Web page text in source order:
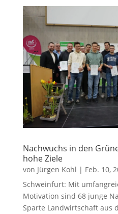
Nachwuchs in den
hohe Ziele
von Jürgen Kohl | Feb. 10,
Schweinfurt: Mit
Motivation sind 68 junge
Sparte Landwirtschaft aus